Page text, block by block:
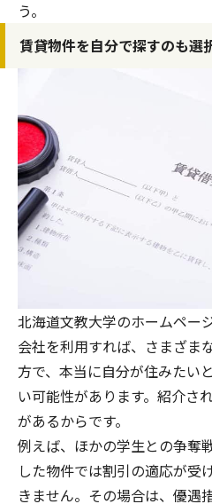
う。
賃貸物件を自分で探すのも選
北海道文教大学のホームペー
会社を利用すれば、さまざま
方で、本当に自分が住みたい
い可能性があります。紹介さ
があるからです。
例えば、ほかの学生との争奪
した物件では割引の適応が受
きません。その場合は、優遇